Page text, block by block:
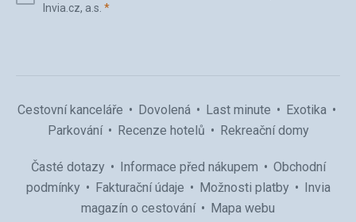
(povinné)
Invia.cz, a.s. *(povinné)
Cestovní kanceláře Dovolená Last minute
Exotika
Parkování
Recenze hotelů Rekreační domy
Časté dotazy Informace před nákupem
Obchodní
podmínky
Fakturační údaje Možnosti platby
Invia
magazín o cestování
Mapa webu